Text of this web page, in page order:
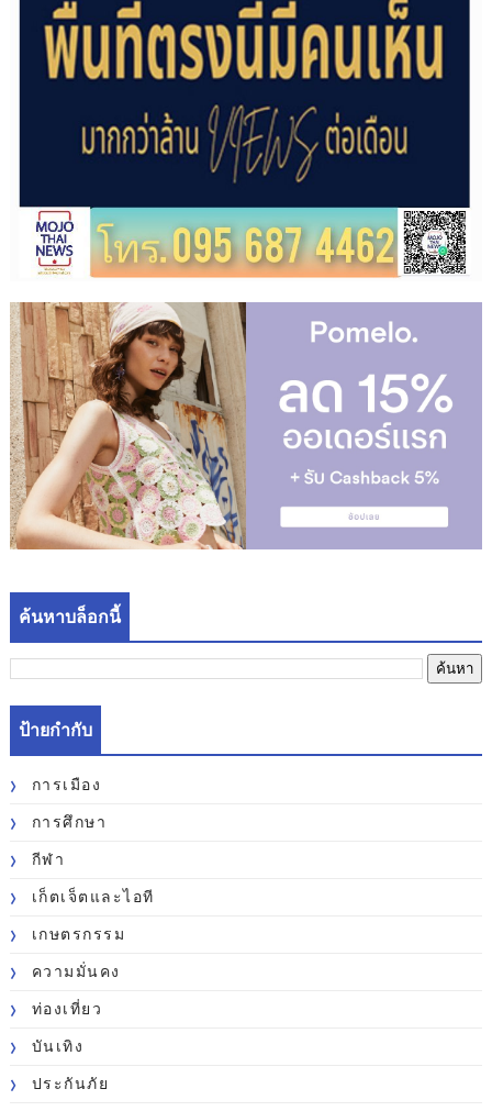
ค้นหาบล็อกนี้
ป้ายกำกับ
การเมือง
การศึกษา
กีฬา
เก็ตเจ็ตและไอที
เกษตรกรรม
ความมั่นคง
ท่องเที่ยว
บันเทิง
ประกันภัย